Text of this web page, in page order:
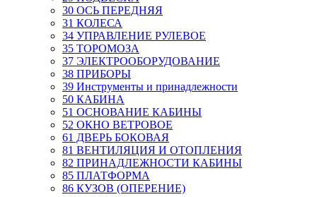
30 ОСЬ ПЕРЕДНЯЯ
31 КОЛЕСА
34 УПРАВЛЕНИЕ РУЛЕВОЕ
35 ТОРОМОЗА
37 ЭЛЕКТРООБОРУДОВАНИЕ
38 ПРИБОРЫ
39 Инструменты и принадлежности
50 КАБИНА
51 ОСНОВАНИЕ КАБИНЫ
52 ОКНО ВЕТРОВОЕ
61 ДВЕРЬ БОКОВАЯ
81 ВЕНТИЛЯЦИЯ И ОТОПЛЕНИЯ
82 ПРИНАДЛЕЖНОСТИ КАБИНЫ
85 ПЛАТФОРМА
86 КУЗОВ (ОПЕРЕНИЕ)